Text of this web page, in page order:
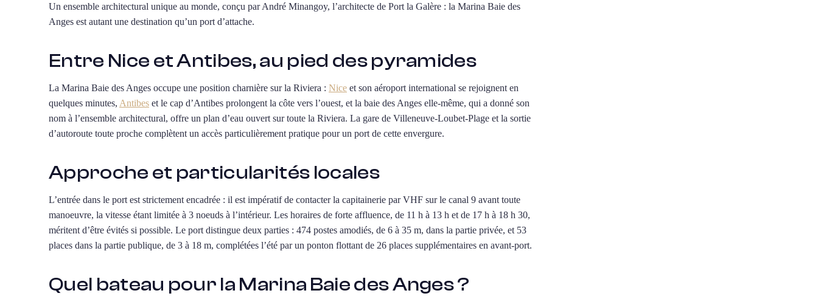
Un ensemble architectural unique au monde, conçu par André Minangoy, l’architecte de Port la Galère : la Marina Baie des
Anges est autant une destination qu’un port d’attache.
Entre Nice et Antibes, au pied des pyramides
La Marina Baie des Anges occupe une position charnière sur la Riviera : Nice et son aéroport international se rejoignent en
quelques minutes, Antibes et le cap d’Antibes prolongent la côte vers l’ouest, et la baie des Anges elle-même, qui a donné son
nom à l’ensemble architectural, offre un plan d’eau ouvert sur toute la Riviera. La gare de Villeneuve-Loubet-Plage et la sortie
d’autoroute toute proche complètent un accès particulièrement pratique pour un port de cette envergure.
Approche et particularités locales
L’entrée dans le port est strictement encadrée : il est impératif de contacter la capitainerie par VHF sur le canal 9 avant toute
manoeuvre, la vitesse étant limitée à 3 noeuds à l’intérieur. Les horaires de forte affluence, de 11 h à 13 h et de 17 h à 18 h 30,
méritent d’être évités si possible. Le port distingue deux parties : 474 postes amodiés, de 6 à 35 m, dans la partie privée, et 53
places dans la partie publique, de 3 à 18 m, complétées l’été par un ponton flottant de 26 places supplémentaires en avant-port.
Quel bateau pour la Marina Baie des Anges ?